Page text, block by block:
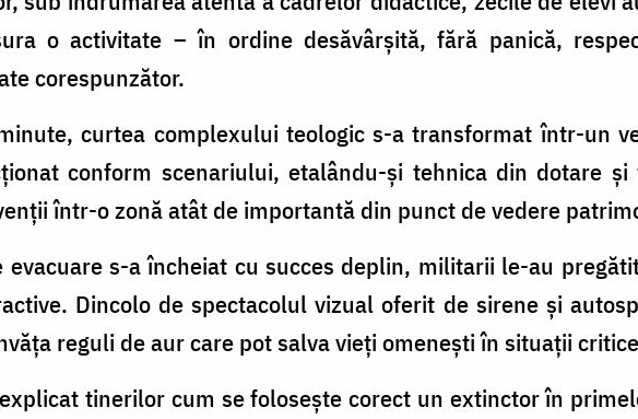
o activitate – în ordine desăvârșită, fără panică,
corespunzător.
curtea complexului teologic s-a transformat într-un
conform scenariului, etalându-și tehnica din dotare
într-o zonă atât de importantă din punct de vedere
evacuare s-a încheiat cu succes deplin, militarii le-au
Dincolo de spectacolul vizual oferit de sirene și
reguli de aur care pot salva vieți omenești în situații
tinerilor cum se folosește corect un extinctor în